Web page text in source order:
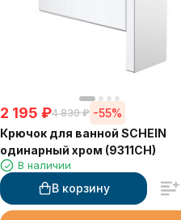
2 195 ₽4 830 ₽ -55%
Крючок для ванной SCHEIN
одинарный хром (9311CH)
В наличии
В корзину